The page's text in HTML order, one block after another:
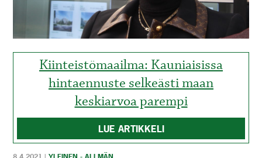
MAINOSTAJILLE
FÖR
ANNONSÖRER
Kiinteistömaailma: Kauniaisissa
hintaennuste selkeästi maan
keskiarvoa parempi
LUE ARTIKKELI